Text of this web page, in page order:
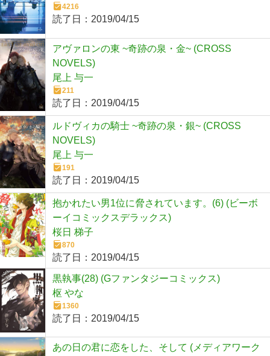
4216
読了日： 2019/04/15
アヴァロンの東 ~奇跡の泉・金~ (CROSS
NOVELS)
尾上 与一
211
読了日： 2019/04/15
ルドヴィカの騎士 ~奇跡の泉・銀~ (CROSS
NOVELS)
尾上 与一
191
読了日： 2019/04/15
抱かれたい男1位に脅されています。(6) (ビーボ
ーイコミックスデラックス)
桜日 梯子
870
読了日： 2019/04/15
黒執事(28) (Gファンタジーコミックス)
枢 やな
1360
読了日： 2019/04/15
あの日の君に恋をした、そして (メディアワーク